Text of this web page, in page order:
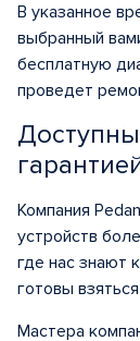
В указанное
выбранный
бесплатную
проведет
Компания
устройств
где нас знают
готовы
Мастера